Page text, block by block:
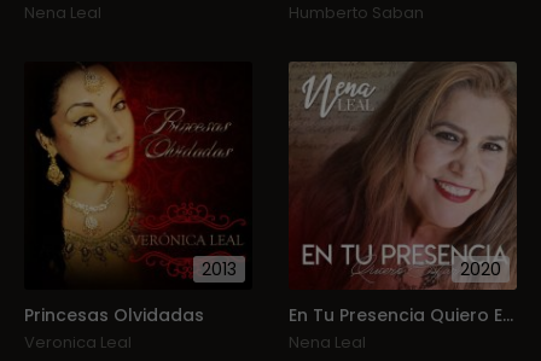
Nena Leal Humberto Saban
2013
Princesas Olvidadas
Veronica Leal
2020
En Tu Presencia Quiero Estar
Nena Leal